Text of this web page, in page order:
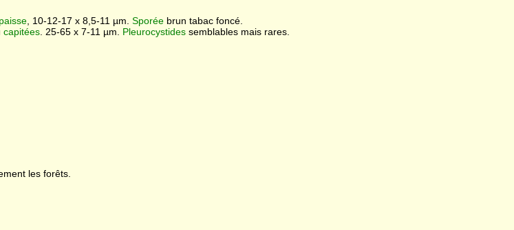
, 10-12-17 x 8,5-11 µm. Sporéebrun tabac foncé.
capitées . 25-65 x 7-11 µm. Pleurocystides semblables mais rares.
les forêts.